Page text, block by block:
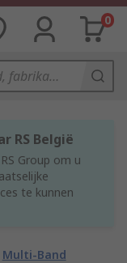
0
RS België
Group om u
te kunnen
Multi-Band